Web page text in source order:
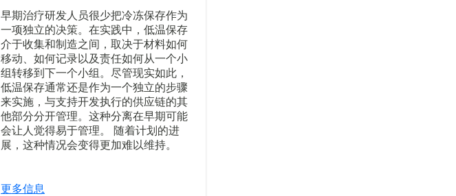
早期治疗研发人员很少把冷冻保存作为
一项独立的决策。在实践中，低温保存
介于收集和制造之间，取决于材料如何
移动、如何记录以及责任如何从一个小
组转移到下一个小组。尽管现实如此，
低温保存通常还是作为一个独立的步骤
来实施，与支持开发执行的供应链的其
他部分分开管理。这种分离在早期可能
会让人觉得易于管理。 随着计划的进
展，这种情况会变得更加难以维持。
更多信息